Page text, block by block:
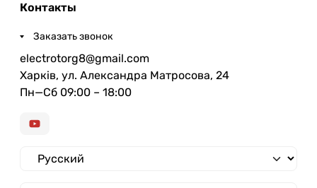
Контакты
Заказать звонок
electrotorg8@gmail.com
Харків, ул. Александра Матросова, 24
Пн—Сб 09:00 – 18:00